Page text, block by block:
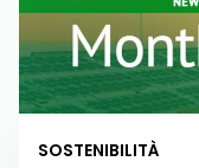
SOSTENIBILITÀ